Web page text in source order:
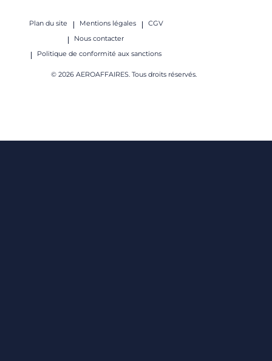
Plan du site Mentions légales
CGV
Nous contacter
Politique de conformité aux sanctions
© 2026 AEROAFFAIRES. Tous droits réservés.